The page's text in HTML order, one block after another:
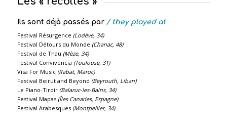
Ils sont déjà passés par / they played at
Festival Résurgence (Lodève, 34)
Festival Détours du Monde (Chanac, 48)
Festival de Thau (Mèze, 34)
Festival Convivencia (Toulouse, 31)
Visa For Music (Rabat, Maroc)
Festival Beirut and Beyond (Beyrouth, Liban)
Le Piano-Tiroir (Balaruc-les-Bains, 34)
Festival Mapas(Îles Canaries, Espagne)
Festival Arabesques (Montpellier, 34)